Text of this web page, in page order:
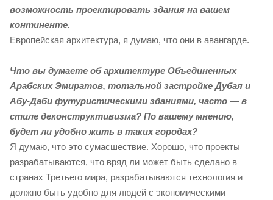
возможность проектировать здания на вашем
континенте.
Европейская архитектура, я думаю, что они в авангарде.
Что вы думаете об архитектуре Объединенных
Арабских Эмиратов, тотальной застройке Дубая и
Абу-Даби футуристическими зданиями, часто — в
стиле деконструктивизма? По вашему мнению,
будет ли удобно жить в таких городах?
Я думаю, что это сумасшествие. Хорошо, что проекты
разрабатываются, что вряд ли может быть сделано в
странах Третьего мира, разрабатываются технология и
должно быть удобно для людей с экономическими